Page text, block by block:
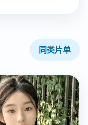
同类片单